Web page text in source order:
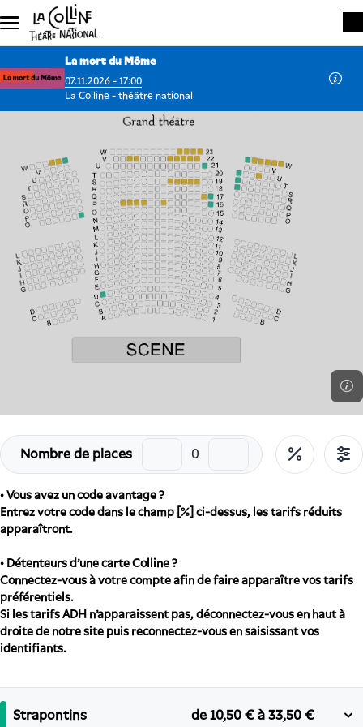
Aller au contenu principal
La mort du Môme
07.11.2026 - 17:00
La Colline - théâtre national
Nombre de places
• Vous avez un code avantage ?
Entrez votre code dans le champ [%] ci-dessus, les tarifs réduits
apparaîtront.
• Détenteurs d'une carte Colline ?
Connectez-vous à votre compte afin de faire apparaître vos tarifs
préférentiels.
Si les tarifs ADH n'apparaissent pas, déconnectez-vous en haut à
droite de notre site puis reconnectez-vous en saisissant vos
identifiants.
Strapontins de 10,50 € à 33,50 €